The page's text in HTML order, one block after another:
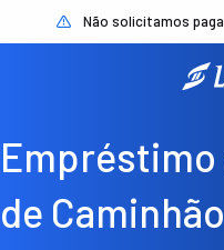
Não solicitamos
Empréstimo
de